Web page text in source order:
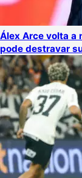
Álex Arce volta a
pode destravar